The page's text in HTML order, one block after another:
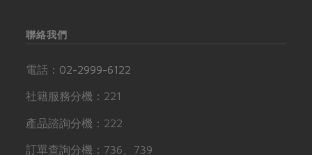
聯絡我們
電話： 02-2999-6122
社籍服務分機：221
產品諮詢分機：222
訂單查詢分機：736、739